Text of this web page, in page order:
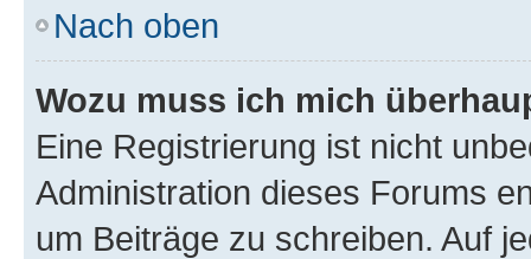
Nach oben
Wozu muss ich mich
Eine Registrierung ist nicht
Administration dieses Forums
um Beiträge zu schreiben. Auf